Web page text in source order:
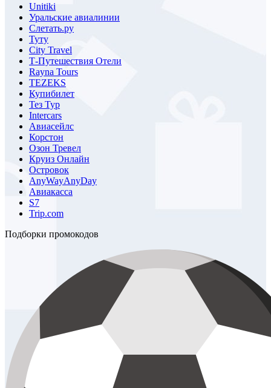
Unitiki
Уральские авиалинии
Слетать.ру
Туту
City Travel
Т-Путешествия Отели
Rayna Tours
TEZEKS
Купибилет
Тез Тур
Intercars
Авиасейлс
Корстон
Озон Тревел
Круиз Онлайн
Островок
AnyWayAnyDay
Авиакасса
S7
Trip.com
Подборки промокодов